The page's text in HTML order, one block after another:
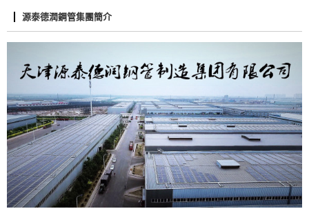
源泰德潤鋼管集團簡介